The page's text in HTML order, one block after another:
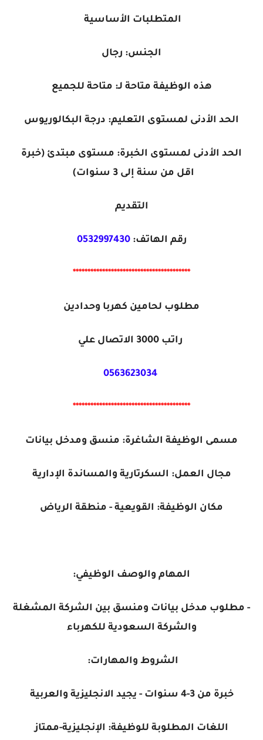
المتطلبات الأساسية
الجنس: رجال
هذه الوظيفة متاحة لـ: متاحة للجميع
الحد الأدنى لمستوى التعليم: درجة البكالوريوس
الحد الأدنى لمستوى الخبرة: مستوى مبتدئ (خبرة
اقل من سنة إلى 3 سنوات)
التقديم
رقم الهاتف:0532997430
****************************************
مطلوب لحامين كهربا وحدادين
راتب 3000 الاتصال علي
0563623034
****************************************
مسمى الوظيفة الشاغرة: منسق ومدخل بيانات
مجال العمل: السكرتارية والمساندة الإدارية
مكان الوظيفة: القويعية - منطقة الرياض
المهام والوصف الوظيفي:
- مطلوب مدخل بيانات ومنسق بين الشركة المشغلة
والشركة السعودية للكهرباء
الشروط والمهارات:
خبرة من 3-4 سنوات - يجيد الانجليزية والعربية
اللغات المطلوبة للوظيفة: الإنجليزية-ممتاز